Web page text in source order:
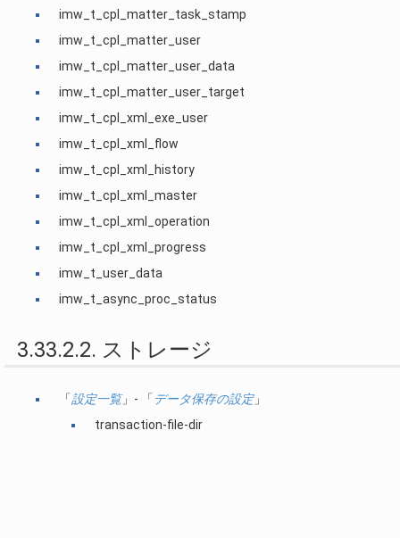
imw_t_cpl_matter_task_stamp
imw_t_cpl_matter_user
imw_t_cpl_matter_user_data
imw_t_cpl_matter_user_target
imw_t_cpl_xml_exe_user
imw_t_cpl_xml_flow
imw_t_cpl_xml_history
imw_t_cpl_xml_master
imw_t_cpl_xml_operation
imw_t_cpl_xml_progress
imw_t_user_data
imw_t_async_proc_status
3.33.2.2. ストレージ
「設定一覧」- 「 データ保存の設定」
transaction-file-dir